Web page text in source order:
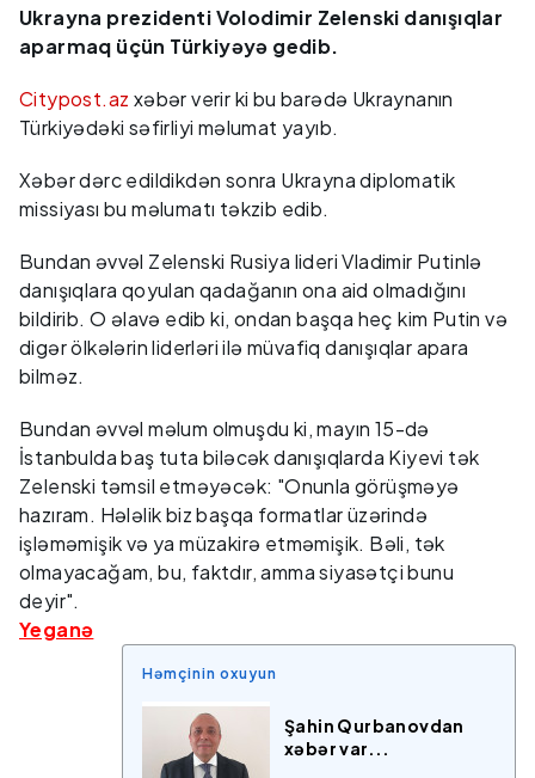
Ukrayna prezidenti Volodimir Zelenski danışıqlar
aparmaq üçün Türkiyəyə gedib.
Citypost.az xəbər verir ki bu barədə Ukraynanın
Türkiyədəki səfirliyi məlumat yayıb.
Xəbər dərc edildikdən sonra Ukrayna diplomatik
missiyası bu məlumatı təkzib edib.
Bundan əvvəl Zelenski Rusiya lideri Vladimir Putinlə
danışıqlara qoyulan qadağanın ona aid olmadığını
bildirib. O əlavə edib ki, ondan başqa heç kim Putin və
digər ölkələrin liderləri ilə müvafiq danışıqlar apara
bilməz.
Bundan əvvəl məlum olmuşdu ki, mayın 15-də
İstanbulda baş tuta biləcək danışıqlarda Kiyevi tək
Zelenski təmsil etməyəcək: "Onunla görüşməyə
hazıram. Hələlik biz başqa formatlar üzərində
işləməmişik və ya müzakirə etməmişik. Bəli, tək
olmayacağam, bu, faktdır, amma siyasətçi bunu
deyir".
Yeganə
Həmçinin oxuyun
Şahin Qurbanovdan
xəbər var...